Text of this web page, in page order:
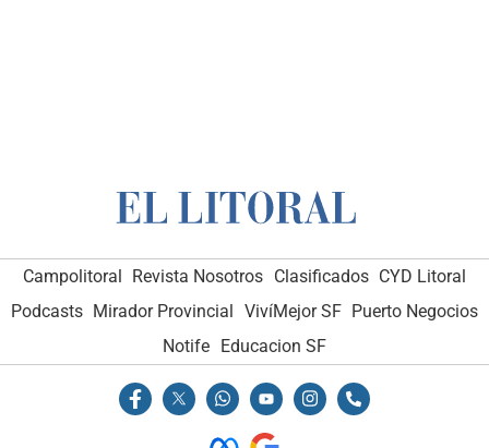
Campolitoral Revista Nosotros Clasificados CYD Litoral
Podcasts Mirador Provincial VivíMejor SF Puerto Negocios
Notife Educacion SF